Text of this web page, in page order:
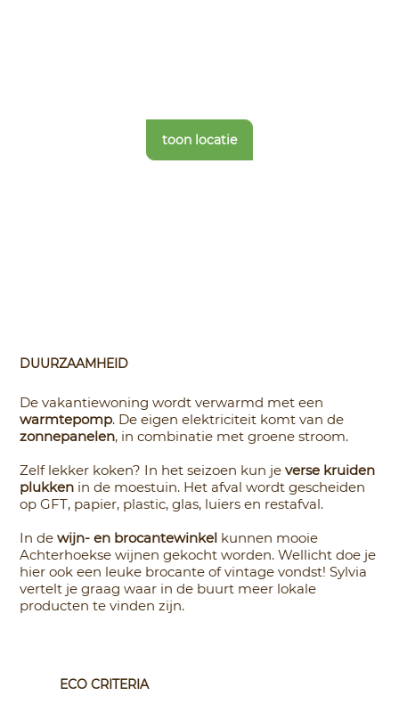
toon locatie
De vakantiewoning wordt verwarmd met een
warmtepomp. De eigen elektriciteit komt van de
zonnepanelen, in combinatie met groene stroom.
Zelf lekker koken? In het seizoen kun jeverse kruiden
plukken in de moestuin. Het afval wordt gescheiden
op GFT, papier, plastic, glas, luiers en restafval.
In de wijn- en brocantewinkel kunnen mooie
Achterhoekse wijnen gekocht worden. Wellicht doe je
hier ook een leuke brocante of vintage vondst! Sylvia
vertelt je graag waar in de buurt meer lokale
producten te vinden zijn.
DUURZAAMHEID
ECO CRITERIA